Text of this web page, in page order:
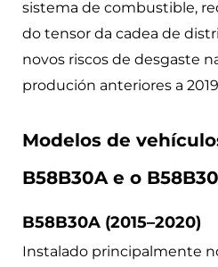
sistema de combustible,
do tensor da cadea de
novos riscos de desgaste
produción anteriores a
Modelos de
B58B30A e o
B58B30A (2015–2020)
Instalado principalmente